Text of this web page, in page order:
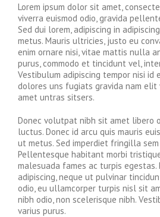
Lorem ipsum dolor sit amet,
viverra euismod odio, gravida
Sed dui lorem, adipiscing in
metus. Mauris ultricies, justo eu
enim ornare nisi, vitae mattis nulla
purus, commodo et tincidunt vel,
Vestibulum adipiscing tempor nisi id
dolores uns fugiats gravida nam
amet untras sitsers.
Donec volutpat nibh sit amet libero
luctus. Donec id arcu quis mauris
ut metus. Sed imperdiet fringilla
Pellentesque habitant morbi
malesuada fames ac turpis egestas.
adipiscing, neque ut pulvinar
odio, eu ullamcorper turpis nisl sit
nibh odio, non scelerisque nibh.
varius purus.